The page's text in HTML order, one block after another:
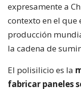
expresamente a
contexto en el
producción
la cadena de
El polisilicio es la
fabricar paneles